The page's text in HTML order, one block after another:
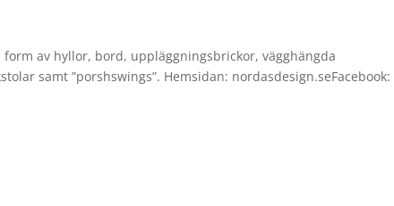
av hyllor, bord, uppläggningsbrickor, vägghängda
samt ”porshswings”. Hemsidan: nordasdesign.seFacebook: